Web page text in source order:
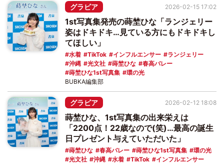
グラビア
1st写真集発売の蒔埜ひな「ランジェリー
姿はドキドキ…見ている方にもドキドキし
てほしい」
水着 TikTok インフルエンサー
ランジェリー
沖縄
光文社 蒔埜ひな
春高バレー
蒔埜ひな1st写真集
環の光
2026-02-15 17:02
BUBKA編集部
グラビア
蒔埜ひな、1st写真集の出来栄えは
「2200点！22歳なので(笑)…最高の誕生
日プレゼント与えていただいた」
蒔埜ひな 春高バレー 蒔埜ひな1st写真集
環の光
光文社
沖縄 水着 TikTok
インフルエンサー
2026-02-12 18:08